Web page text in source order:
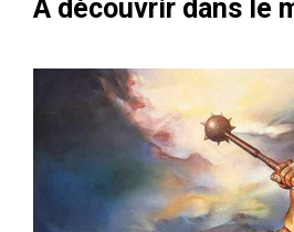
À découvrir dans le